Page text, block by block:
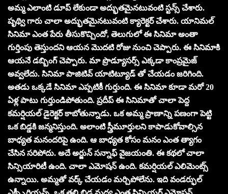
అమ్మ ఎలాంటి డూప్ లేకుండా అద్భుతమైనటువంటి స్టన్స్ చేశారు.
పృథ్వి గారు చాలా అద్భుతమైనటువంటి క్యారెక్టర్ చేశారు. యానిమల్
సినిమా ఎంత పేరు తీసుకొచ్చిందో, తెలుగులో ఈ సినిమా అంతా
గుర్తింపు తెస్తుందని ఆయన మొదటి రోజు నుంచి చెప్పారు. ఈ సినిమాకి
ఆయనే డబ్బింగ్ చెప్పారు. మా ప్రొడ్యూసర్స్ ఎక్కడా కాంప్రమైజ్
అవ్వలేదు. సినిమా పాజిటివ్ యాటిట్యూడ్ తో చేయడం జరిగింది.
అతడు ఒక్కడే సినిమా ఎప్పటికీ గుర్తుంది. ఈ సినిమా కూడా మరో 20
ఏళ్ల పాటు గుర్తుండిపోతుంది. ప్రదీప్ ఈ సినిమాతో చాలా పెద్ద
కమర్షియల్ డైరెక్టర్ కాబోతున్నాడు. ఒక అమ్మ ప్రాణాన్ని పణంగా పెట్టి
ఒక బిడ్డకి జన్మనిస్తుంది. అలాంటి స్త్రీమూర్తులని కాపాడుకోవాల్సిన
బాధ్యత మనందరిపై ఉంది. ఆ బాధ్యత కోసం మనం ఎంత త్యాగం
చేసిన సరిపోదు. అదే అర్జున్ సన్నాఫ్ వైజయంతి. ఈ కథలో చాలా
సిన్సియారిటీ ఉంది. చాలా ఎమోషన్ ఉంది. కమర్షియల్ ఎలిమెంట్స్
ఉన్నాయి. అమ్మతో వర్క్ చేయడం మర్చిపోలేను. ఇది వండర్ఫుల్